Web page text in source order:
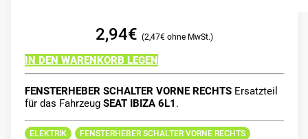
2,94€ 2,47€
IN DEN WARENKORB LEGEN
FENSTERHEBER SCHALTER VORNE RECHTSErsatzteil
für das Fahrzeug SEAT IBIZA 6L1 .
ELEKTRIK
FENSTERHEBER SCHALTER VORNE RECHTS